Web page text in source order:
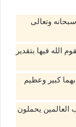
وتعالى
الله فيها بتقدير
كبير وعظيم
العالمين يحملون